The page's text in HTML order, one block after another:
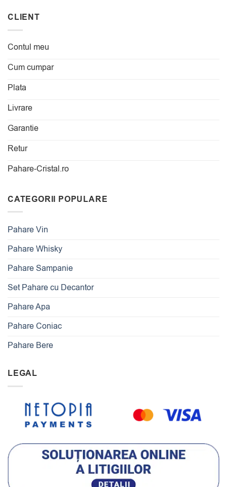
CLIENT
Contul meu
Cum cumpar
Plata
Livrare
Garantie
Retur
Pahare-Cristal.ro
CATEGORII POPULARE
Pahare Vin
Pahare Whisky
Pahare Sampanie
Set Pahare cu Decantor
Pahare Apa
Pahare Coniac
Pahare Bere
LEGAL